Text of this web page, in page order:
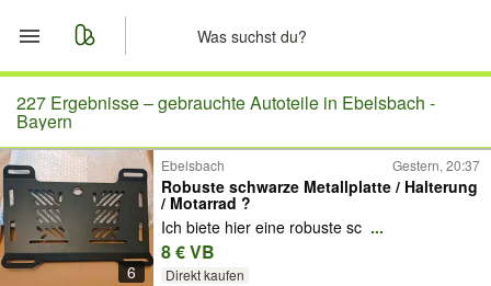
Start
Merkliste
Nachrichten
Anzeige aufgeben
227 Ergebnisse –gebrauchte Autoteile in Ebelsbach -
Bayern
6
Ebelsbach Gestern, 20:37
Robuste schwarze Metallplatte / Halterung
/ Motarrad ?
Ich biete hier eine robuste sc ...
8 € VB
Direkt kaufen